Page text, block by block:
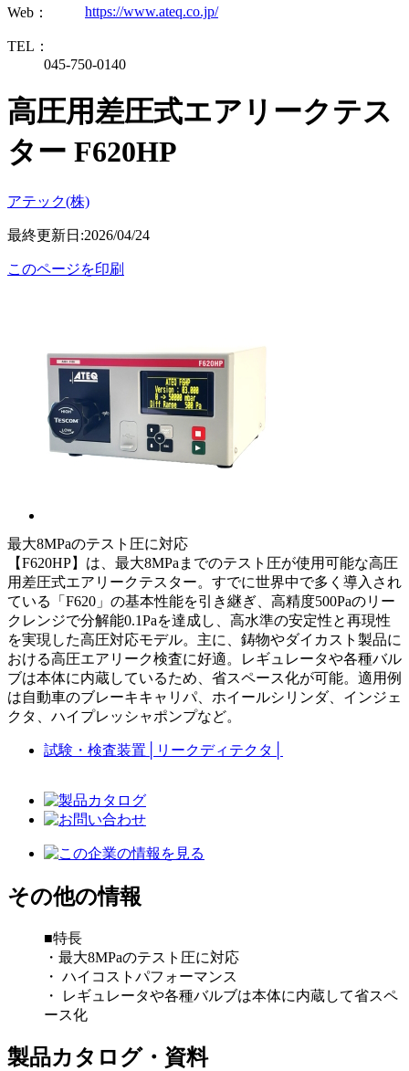
Web： https://www.ateq.co.jp/
TEL：
045-750-0140
高圧用差圧式エアリークテス
ター F620HP
アテック(株)
最終更新日:2026/04/24
このページを印刷
最大8MPaのテスト圧に対応
【F620HP】は、最大8MPaまでのテスト圧が使用可能な高圧
用差圧式エアリークテスター。すでに世界中で多く導入され
ている「F620」の基本性能を引き継ぎ、高精度500Paのリー
クレンジで分解能0.1Paを達成し、高水準の安定性と再現性
を実現した高圧対応モデル。主に、鋳物やダイカスト製品に
おける高圧エアリーク検査に好適。レギュレータや各種バル
ブは本体に内蔵しているため、省スペース化が可能。適用例
は自動車のブレーキキャリパ、ホイールシリンダ、インジェ
クタ、ハイプレッシャポンプなど。
試験・検査装置 リークディテクタ
その他の情報
■特長
・最大8MPaのテスト圧に対応
・ ハイコストパフォーマンス
・ レギュレータや各種バルブは本体に内蔵して省スペ
ース化
製品カタログ・資料